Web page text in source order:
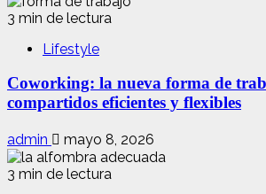
3 min de lectura
Lifestyle
Coworking: la nueva forma de
compartidos eficientes y flexibles
admin mayo 8, 2026
3 min de lectura